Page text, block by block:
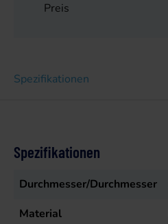
Preis
Spezifikationen
Spezifikationen
Durchmesser/Durchmesser
Material